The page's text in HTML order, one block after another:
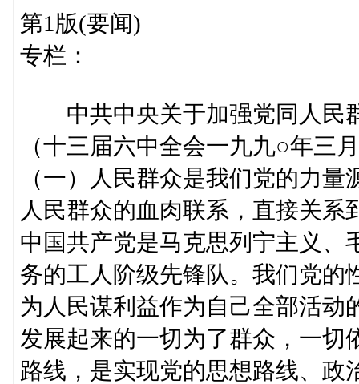
第1版(要闻)
专栏：
中共中央关于加强党同人民
（十三届六中全会一九九○年三
（一）人民群众是我们党的力
人民群众的血肉联系，直接关系
中国共产党是马克思列宁主义、
务的工人阶级先锋队。我们党的
为人民谋利益作为自己全部活动
发展起来的一切为了群众，一切
路线，是实现党的思想路线、政